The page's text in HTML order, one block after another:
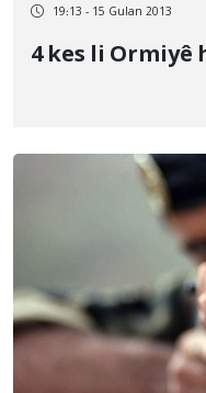
19:13 - 15 Gulan 2013
4 kes li